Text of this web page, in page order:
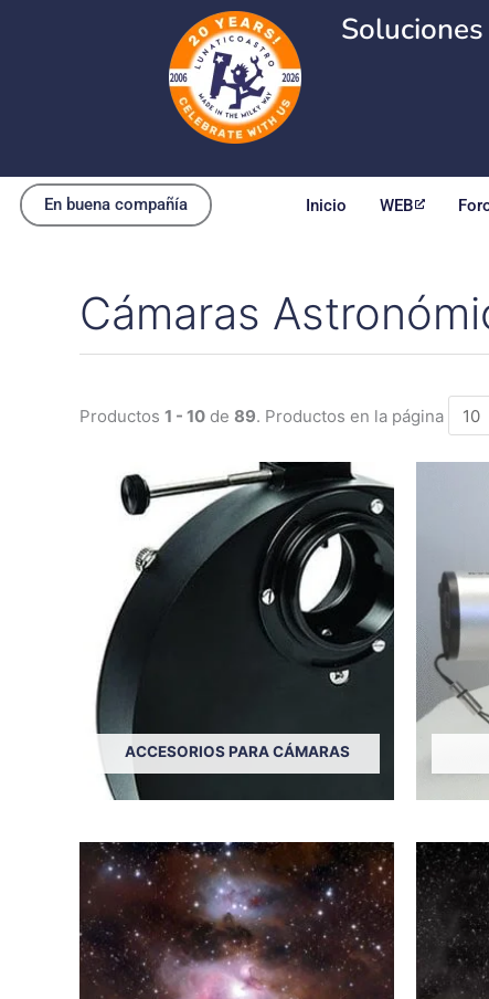
En buena compañía Inicio WEB
Cámaras
Productos 1 - 10 de 89. Productos en la página
ACCESORIOS PARA CÁMARAS